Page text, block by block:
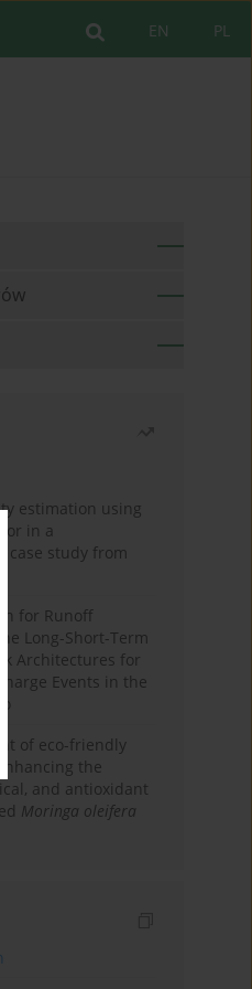
PL
EN
estimation using
in a
case study from
for Runoff
Long-Short-Term
Architectures for
Events in the
of eco-friendly
the
and antioxidant
Moringa oleifera